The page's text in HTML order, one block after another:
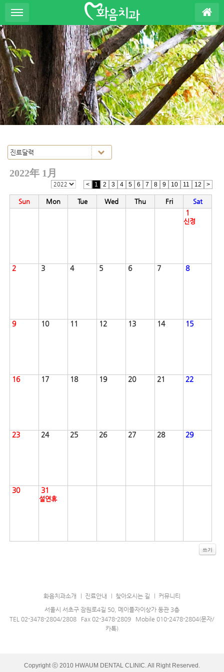
S
u
b
P
o
m
o
t
i
2022年 1月
< 1 2 3 4 5 6 7 8 9 10 11 12 >
Sun Mon Tue Wed Thu Fri Sat
1
신정
2 3 4 5 6 7 8
9 10 11 12 13 14 15
16 17 18 19 20 21 22
23 24 25 26 27 28 29
30 31
설연휴
쓰기
화음치과소개 진료안내 찾아오시는 길
커뮤니티
서울시 서초구 잠원로4길 50, 메이플자이상가 동관 3층
TEL 02-3478-2804/2808 Fax 02-3478-2809 Mobile 010-2478-2804(문자/
카톡)
Copyright ⓒ 2010 HWAUM DENTAL CLINIC. All Right Reserved.